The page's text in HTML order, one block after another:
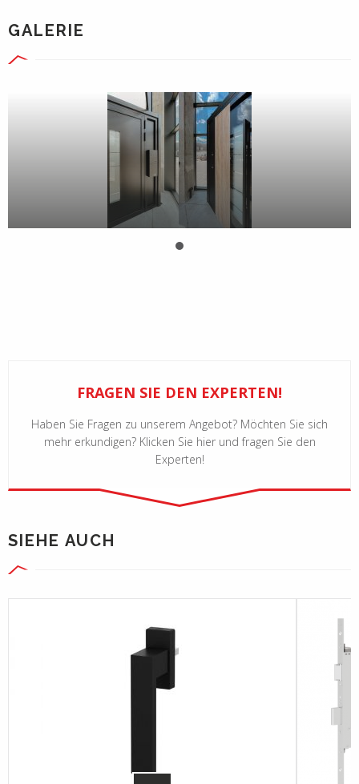
GALERIE
FRAGEN SIE DEN EXPERTEN!
Haben Sie Fragen zu unserem Angebot? Möchten Sie sich
mehr erkundigen? Klicken Sie hier und fragen Sie den
Experten!
SIEHE AUCH